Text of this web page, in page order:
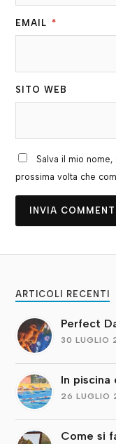
EMAIL *
SITO WEB
Salva il mio
prossima volta che
ARTICOLI RECENTI
Perfect
30 LUGLIO
In piscina
26 LUGLIO
Come si